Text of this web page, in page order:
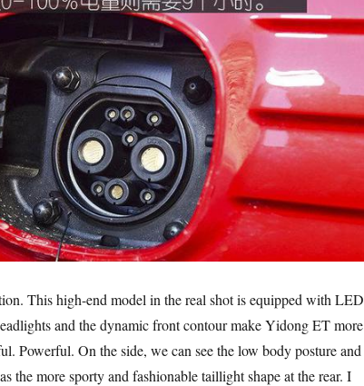
This high-end model in the real shot is equipped with LED
and the dynamic front contour make Yidong ET more
Powerful. On the side, we can see the low body posture and
the more sporty and fashionable taillight shape at the rear. I